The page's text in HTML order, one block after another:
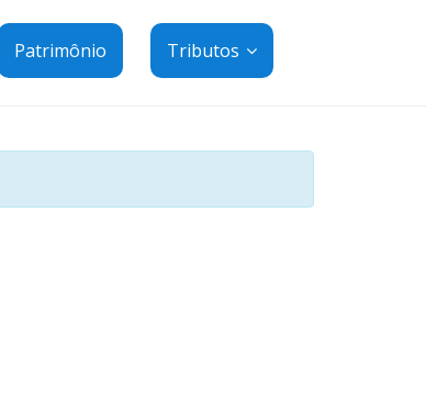
Patrimônio Tributos